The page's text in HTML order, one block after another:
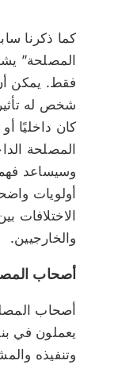
كما ذكرنا
المصلحة”
فقط. يمكن
شخص له
كان داخليًا
المصلحة
وسيساعد فهم
أولويات
الاختلافات
والخارجيين.
أصحاب
أصحاب
يعملون في
وتنفيذه